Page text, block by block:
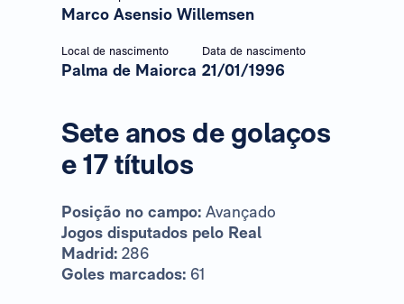
Marco Asensio Willemsen
Local de nascimento
Palma de Maiorca
Data de nascimento
21/01/1996
Sete anos de golaços
e 17 títulos
Posição no campo: Avançado
Jogos disputados pelo Real
Madrid: 286
Goles marcados: 61